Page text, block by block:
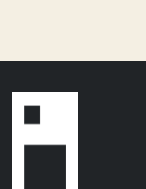
Medlemskap
Event­lokaler